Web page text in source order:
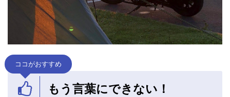
ココがおすすめ
もう言葉にできない！